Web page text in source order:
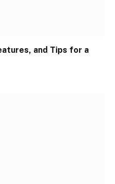
and Tips for a